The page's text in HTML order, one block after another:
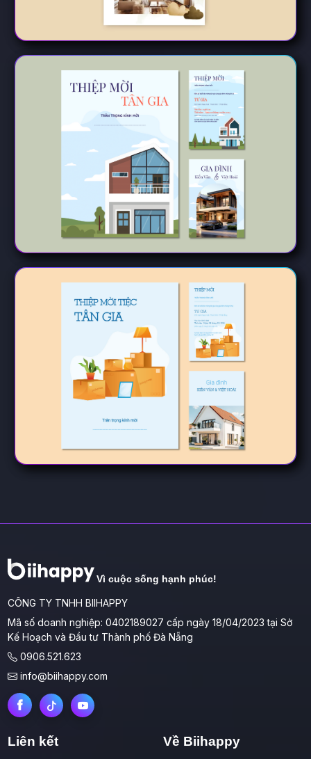
Vì cuộc sống hạnh phúc!
CÔNG TY TNHH BIIHAPPY
Mã số doanh nghiệp: 0402189027 cấp ngày 18/04/2023 tại Sở
Kế Hoạch và Đầu tư Thành phố Đà Nẵng
0906.521.623
info@biihappy.com
Liên kết Về Biihappy